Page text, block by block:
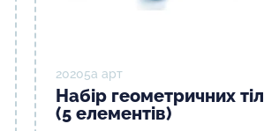
20205а арт
Набір геометричних тіл
(5 елементів)